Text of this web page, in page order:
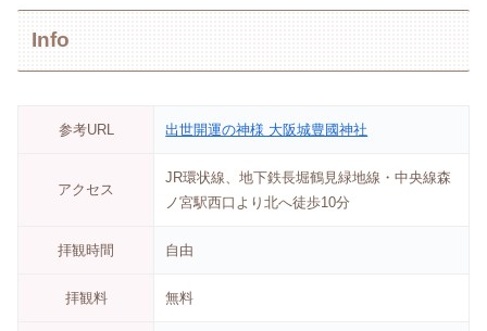
Info
参考URL 出世開運の神様 大阪城豊國神社
アクセス
JR環状線、地下鉄長堀鶴見緑地線・中央線森
ノ宮駅西口より北へ徒歩10分
拝観時間 自由
拝観料 無料